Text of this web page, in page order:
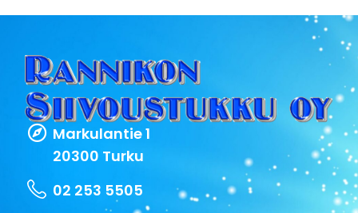
Markulantie 1
20300 Turku
02 253 5505